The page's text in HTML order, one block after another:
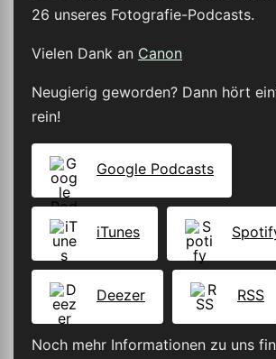
26 unseres Fotografie-Podcasts.
Vielen Dank an Canon
Neugierig geworden? Dann hört
rein!
Google Podcasts
iTunes
Deezer RSS
Noch mehr Informationen zu uns